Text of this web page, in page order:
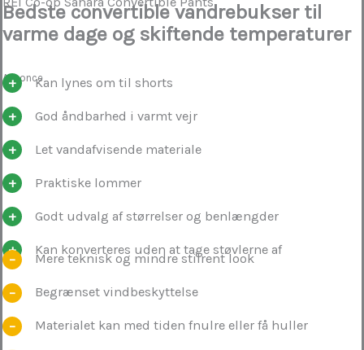
Bedste convertible vandrebukser til
varme dage og skiftende temperaturer
AnnonceKan lynes om til shorts
God åndbarhed i varmt vejr
Let vandafvisende materiale
Praktiske lommer
Godt udvalg af størrelser og benlængder
Kan konverteres uden at tage støvlerne af
Mere teknisk og mindre stilrent look
Begrænset vindbeskyttelse
Materialet kan med tiden fnulre eller få huller